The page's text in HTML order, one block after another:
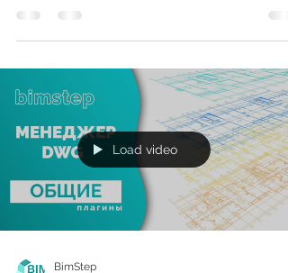
функционала стандартной функции в Revit
Load video